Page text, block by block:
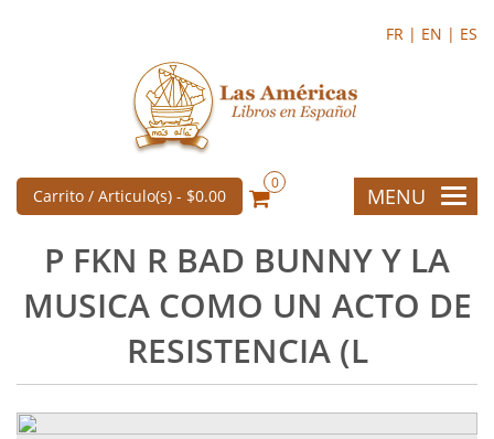
FR | EN | ES
Carrito / Articulo(s) - $0.00
0
MENU
P FKN R BAD BUNNY Y LA
MUSICA COMO UN ACTO DE
RESISTENCIA (L